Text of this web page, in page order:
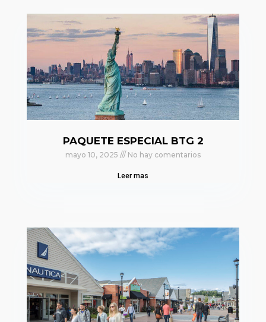
PAQUETE ESPECIAL BTG 2
mayo 10, 2025 No hay comentarios
Leer mas